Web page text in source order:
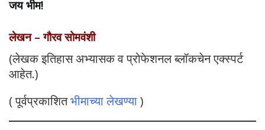
जय भीम!
लेखन – गौरव सोमवंशी
(लेखक इतिहास अभ्यासक व प्रोफेशनल ब्लॉकचेन एक्स्पर्ट
आहेत.)
( पूर्वप्रकाशितभीमाच्या लेखण्या)